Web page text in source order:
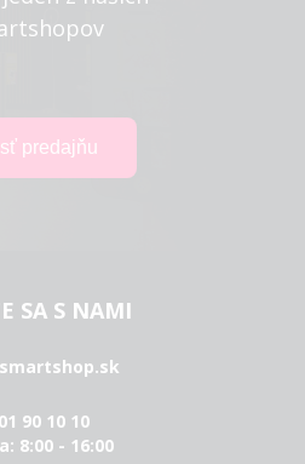
SA S NAMI
90 10 10
8:00 - 16:00